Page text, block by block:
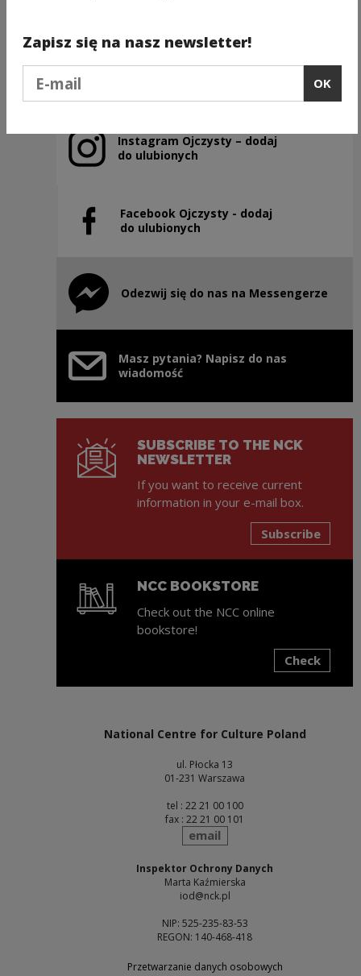
Previous slide
Next slide
Instagram Ojczysty – dodaj
do ulubionych
Note, the link will open in a new window
Facebook Ojczysty - dodaj
do ulubionych
Note, the link will open in a new window
Odezwij się do nas na Messengerze
Note, the link will open in a new window
Masz pytania? Napisz do nas
wiadomość
SUBSCRIBE TO THE NCK
NEWSLETTER
If you want to receive current
information in your e-mail box.
Subscribe
NCC BOOKSTORE
Check out the NCC online
bookstore!
Check
National Centre for Culture Poland
ul. Płocka 13
01-231 Warszawa
tel : 22 21 00 100
fax : 22 21 00 101
send
email
Inspektor Ochrony Danych
Marta Kaźmierska
iod@nck.pl
NIP: 525-235-83-53
REGON: 140-468-418
Przetwarzanie danych osobowych
Zapisz się na nasz newsletter!
OK